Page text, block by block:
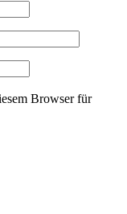
Browser für